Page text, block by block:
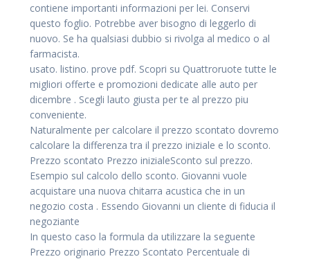
contiene importanti informazioni per lei. Conservi
questo foglio. Potrebbe aver bisogno di leggerlo di
nuovo. Se ha qualsiasi dubbio si rivolga al medico o al
farmacista.
usato. listino. prove pdf. Scopri su Quattroruote tutte le
migliori offerte e promozioni dedicate alle auto per
dicembre . Scegli lauto giusta per te al prezzo piu
conveniente.
Naturalmente per calcolare il prezzo scontato dovremo
calcolare la differenza tra il prezzo iniziale e lo sconto.
Prezzo scontato Prezzo inizialeSconto sul prezzo.
Esempio sul calcolo dello sconto. Giovanni vuole
acquistare una nuova chitarra acustica che in un
negozio costa . Essendo Giovanni un cliente di fiducia il
negoziante
In questo caso la formula da utilizzare la seguente
Prezzo originario Prezzo Scontato Percentuale di